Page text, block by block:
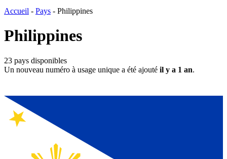
Accueil - Pays - Philippines
Philippines
23 pays disponibles
Un nouveau numéro à usage unique a été ajouté il y a 1 an.